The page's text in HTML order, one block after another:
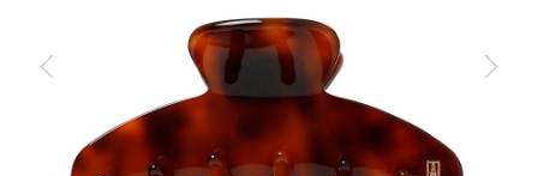
トピックス
ヘアアレンジ動画